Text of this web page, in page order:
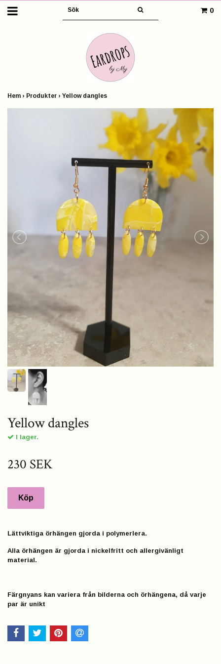
0
Hem › Produkter › Yellow dangles
Yellow dangles
I lager.
230 SEK
Lättviktiga örhängen gjorda i polymerlera.
Alla örhängen är gjorda i nickelfritt och allergivänligt
material.
Färgnyans kan variera från bilderna och örhängena, då varje
par är unikt